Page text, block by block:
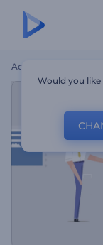
Accueil
Would you